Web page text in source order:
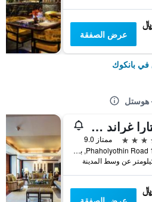
عرض الصفقة
في بانكوك
هوستل
سنتارا غراند آت سنترال بلازا لادبراو بانكوك
ممتاز 9.0
1695 Phaholyothin Road, بانكوك, تايلاند